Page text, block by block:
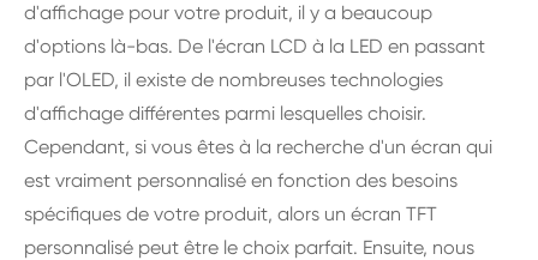
d'affichage pour votre produit, il y a beaucoup
d'options là-bas. De l'écran LCD à la LED en passant
par l'OLED, il existe de nombreuses technologies
d'affichage différentes parmi lesquelles choisir.
Cependant, si vous êtes à la recherche d'un écran qui
est vraiment personnalisé en fonction des besoins
spécifiques de votre produit, alors un écran TFT
personnalisé peut être le choix parfait. Ensuite, nous